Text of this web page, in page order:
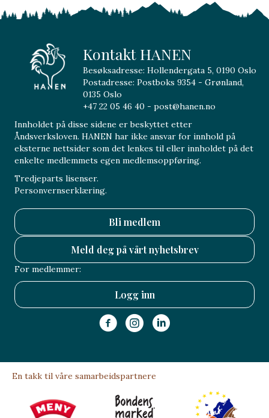
Kontakt HANEN
Besøksadresse: Hollendergata 5, 0190 Oslo
Postadresse: Postboks 9354 - Grønland,
0135 Oslo
+47 22 05 46 40 - post@hanen.no
Innholdet på disse sidene er beskyttet etter
Åndsverksloven. HANEN har ikke ansvar for innhold på
eksterne nettsider som det lenkes til eller innholdet på det
enkelte medlemmets egen medlemsoppføring.
Tredjeparts lisenser.
Personvernserklæring.
Bli medlem
Meld deg på vårt nyhetsbrev
For medlemmer:
Logg inn
En takk til våre samarbeidspartnere